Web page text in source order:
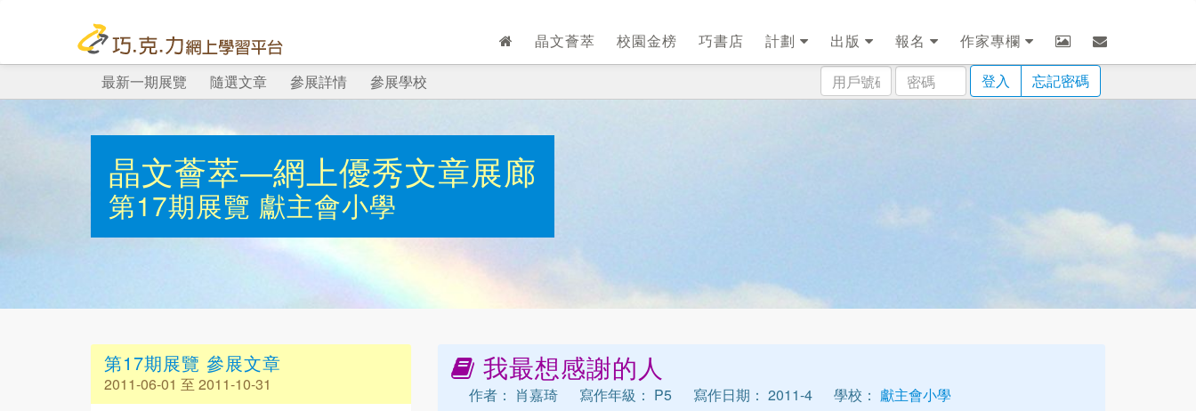
晶文薈萃 校園金榜 巧書店 計劃 出版 報名
作家專欄
用
戶
密
碼
登入 忘記密碼
最新一期展覽 隨選文章 參展詳情 參展學校
晶文薈萃—網上優秀文章展廊
第17期展覽 獻主會小學
第17期展覽 參展文章
2011-06-01 至 2011-10-31
我最想感謝的人
作者： 肖嘉琦 寫作年級： P5 寫作日期： 2011-4 學校： 獻主會小學